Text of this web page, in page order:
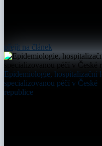
přejít na článek
Epidemiologie, hospitalizační
specializovanou péčí v České
republice